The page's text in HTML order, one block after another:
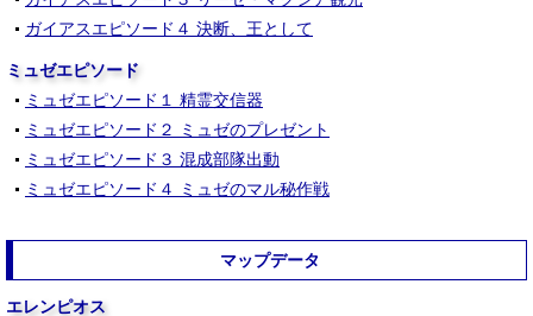
ガイアスエピソード４ 決断、王として
ミュゼエピソード
ミュゼエピソード１ 精霊交信器
ミュゼエピソード２ ミュゼのプレゼント
ミュゼエピソード３ 混成部隊出動
ミュゼエピソード４ ミュゼのマル秘作戦
マップデータ
エレンピオス